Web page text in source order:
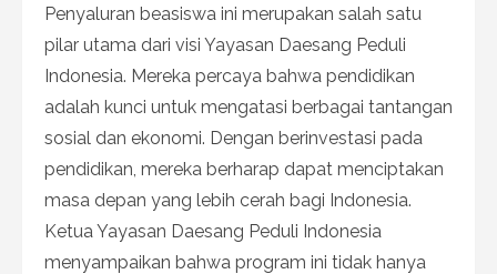
Penyaluran beasiswa ini merupakan salah satu
pilar utama dari visi Yayasan Daesang Peduli
Indonesia. Mereka percaya bahwa pendidikan
adalah kunci untuk mengatasi berbagai tantangan
sosial dan ekonomi. Dengan berinvestasi pada
pendidikan, mereka berharap dapat menciptakan
masa depan yang lebih cerah bagi Indonesia.
Ketua Yayasan Daesang Peduli Indonesia
menyampaikan bahwa program ini tidak hanya